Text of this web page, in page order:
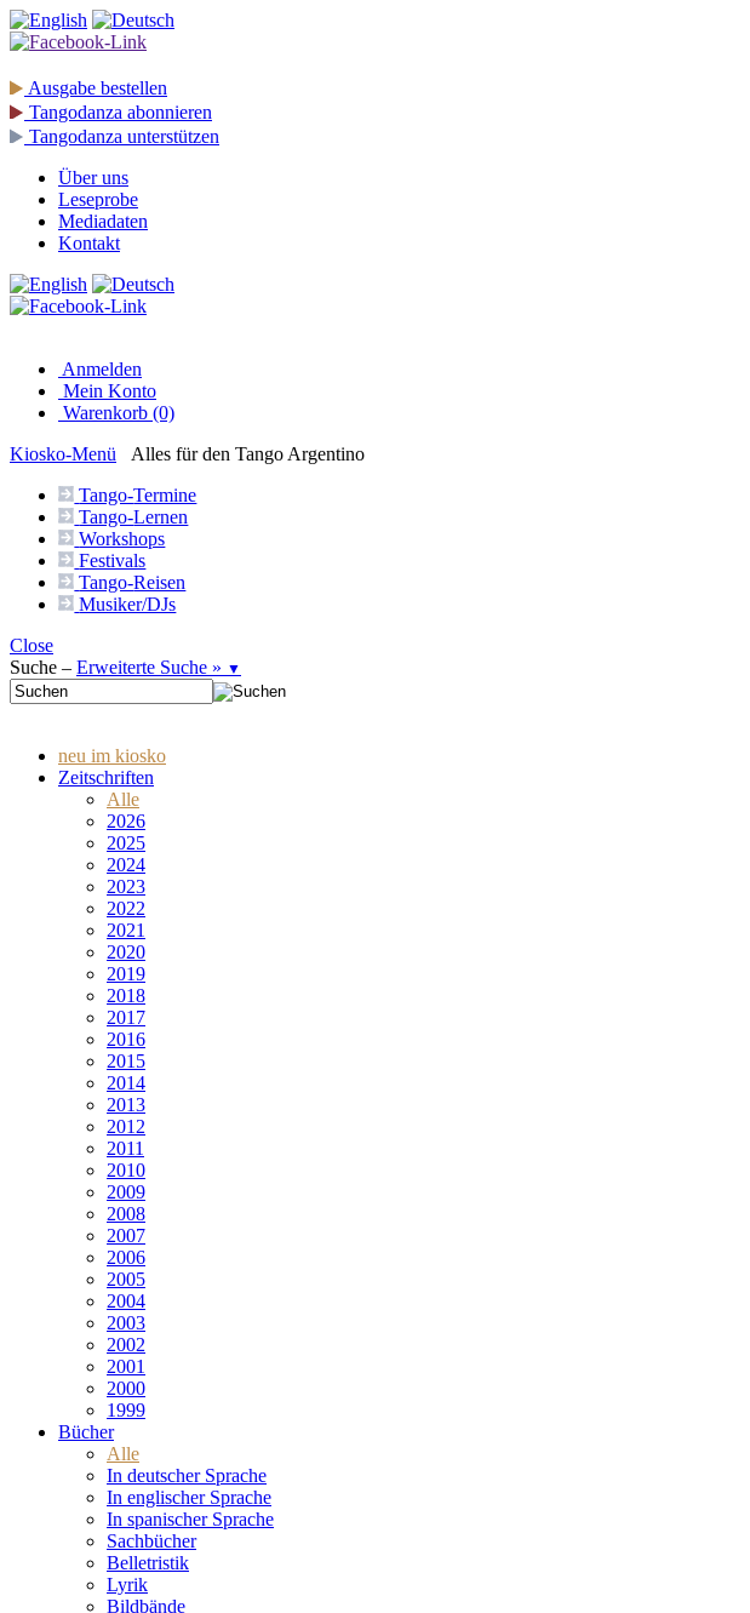
Ausgabe bestellen
Tangodanza abonnieren
Tangodanza unterstützen
Über uns
Leseprobe
Mediadaten
Kontakt
Anmelden
Mein Konto
Warenkorb (0)
Kiosko-Menü
Alles für den Tango Argentino
Tango-Termine
Tango-Lernen
Workshops
Festivals
Tango-Reisen
Musiker/DJs
Close
Suche – Erweiterte Suche » ▼
neu im kiosko
Zeitschriften
Alle
2026
2025
2024
2023
2022
2021
2020
2019
2018
2017
2016
2015
2014
2013
2012
2011
2010
2009
2008
2007
2006
2005
2004
2003
2002
2001
2000
1999
Bücher
Alle
In deutscher Sprache
In englischer Sprache
In spanischer Sprache
Sachbücher
Belletristik
Lyrik
Bildbände